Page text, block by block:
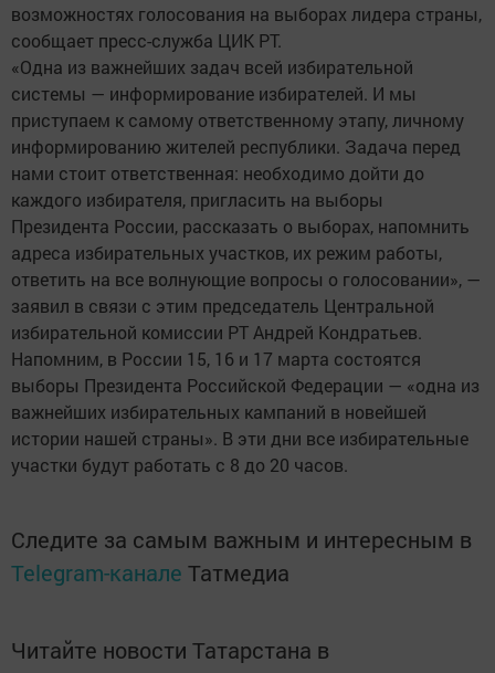
возможностях голосования на выборах лидера страны,
сообщает пресс-служба ЦИК РТ.
«Одна из важнейших задач всей избирательной
системы — информирование избирателей. И мы
приступаем к самому ответственному этапу, личному
информированию жителей республики. Задача перед
нами стоит ответственная: необходимо дойти до
каждого избирателя, пригласить на выборы
Президента России, рассказать о выборах, напомнить
адреса избирательных участков, их режим работы,
ответить на все волнующие вопросы о голосовании», —
заявил в связи с этим председатель Центральной
избирательной комиссии РТ Андрей Кондратьев.
Напомним, в России 15, 16 и 17 марта состоятся
выборы Президента Российской Федерации — «одна из
важнейших избирательных кампаний в новейшей
истории нашей страны». В эти дни все избирательные
участки будут работать с 8 до 20 часов.
Следите за самым важным и интересным в
Telegram-канале Татмедиа
Читайте новости Татарстана в